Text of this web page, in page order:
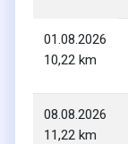
01.08.2026
10,22 km
08.08.2026
11,22 km